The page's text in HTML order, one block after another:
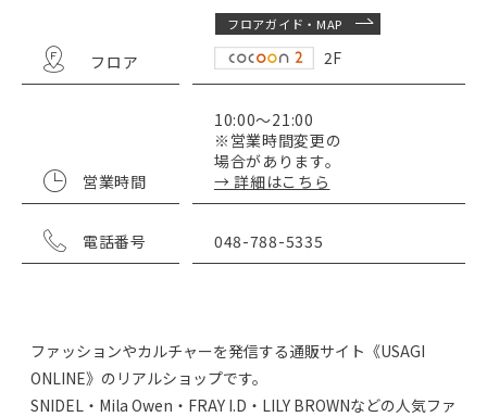
フロア
フロアガイド・MAP
2F
営業時間
10:00～21:00
※営業時間変更の
場合があります。
→ 詳細はこちら
電話番号 048-788-5335
ファッションやカルチャーを発信する通販サイト《USAGI
ONLINE》のリアルショップです。
SNIDEL・Mila Owen・FRAY I.D・LILY BROWNなどの人気ファ